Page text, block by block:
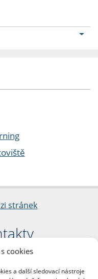
cookies
a další sledovací nástroje
stránek
1/2